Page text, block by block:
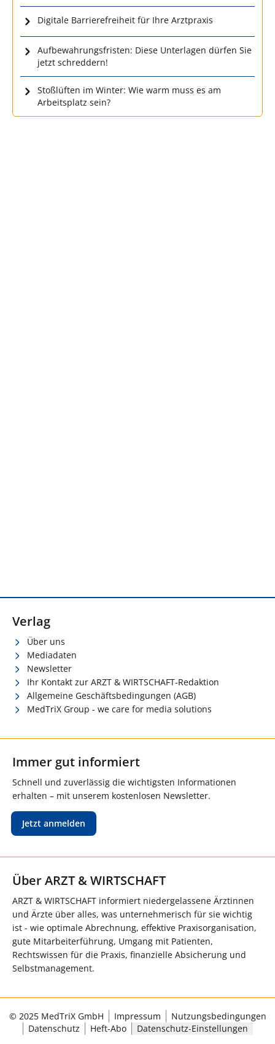
Digitale Barrierefreiheit für Ihre Arztpraxis
Aufbewahrungsfristen: Diese Unterlagen dürfen Sie
jetzt schreddern!
Stoßlüften im Winter: Wie warm muss es am
Arbeitsplatz sein?
Verlag
Über uns
Mediadaten
Newsletter
Ihr Kontakt zur ARZT & WIRTSCHAFT-Redaktion
Allgemeine Geschäftsbedingungen (AGB)
MedTriX Group - we care for media solutions
Immer gut informiert
Schnell und zuverlässig die wichtigsten Informationen
erhalten – mit unserem kostenlosen Newsletter.
Jetzt anmelden
Über ARZT & WIRTSCHAFT
ARZT & WIRTSCHAFT informiert niedergelassene Ärztinnen
und Ärzte über alles, was unternehmerisch für sie wichtig
ist - wie optimale Abrechnung, effektive Praxisorganisation,
gute Mitarbeiterführung, Umgang mit Patienten,
Rechtswissen für die Praxis, finanzielle Absicherung und
Selbstmanagement.
© 2025 MedTriX GmbH Impressum
Nutzungsbedingungen
Datenschutz
Heft-Abo Datenschutz-Einstellungen